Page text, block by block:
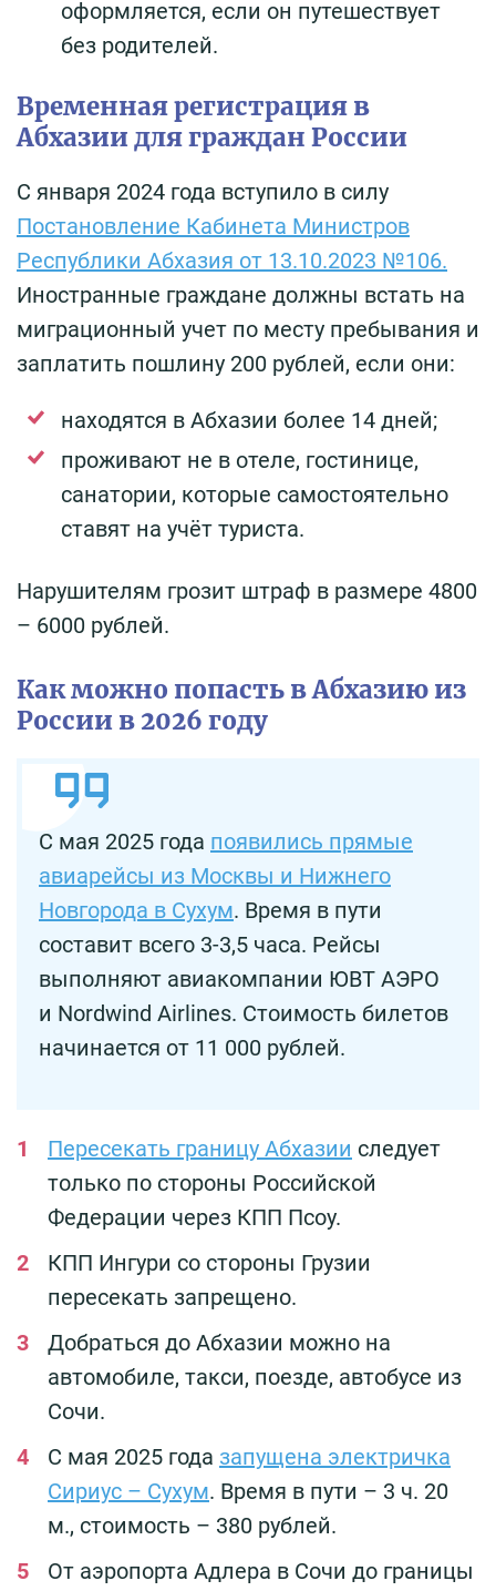
оформляется, если он путешествует
без родителей.
Временная регистрация в
Абхазии для граждан России
С января 2024 года вступило в силу
Постановление Кабинета Министров
Республики Абхазия от 13.10.2023 №106.
Иностранные граждане должны встать на
миграционный учет по месту пребывания и
заплатить пошлину 200 рублей, если они:
находятся в Абхазии более 14 дней;
проживают не в отеле, гостинице,
санатории, которые самостоятельно
ставят на учёт туриста.
Нарушителям грозит штраф в размере 4800
– 6000 рублей.
Как можно попасть в Абхазию из
России в 2026 году
С мая 2025 года появились прямые
авиарейсы из Москвы и Нижнего
Новгорода в Сухум. Время в пути
составит всего 3-3,5 часа. Рейсы
выполняют авиакомпании ЮВТ АЭРО
и Nordwind Airlines. Стоимость билетов
начинается от 11 000 рублей.
Пересекать границу Абхазии следует
только по стороны Российской
Федерации через КПП Псоу.
КПП Ингури со стороны Грузии
пересекать запрещено.
Добраться до Абхазии можно на
автомобиле, такси, поезде, автобусе из
Сочи.
С мая 2025 года запущена электричка
Сириус – Сухум. Время в пути – 3 ч. 20
м., стоимость – 380 рублей.
От аэропорта Адлера в Сочи до границы